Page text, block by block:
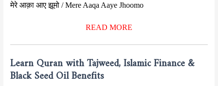
मेरे आक़ा आए झूमो / Mere Aaqa Aaye Jhoomo
READ MORE
Learn Quran with Tajweed, Islamic Finance &
Black Seed Oil Benefits